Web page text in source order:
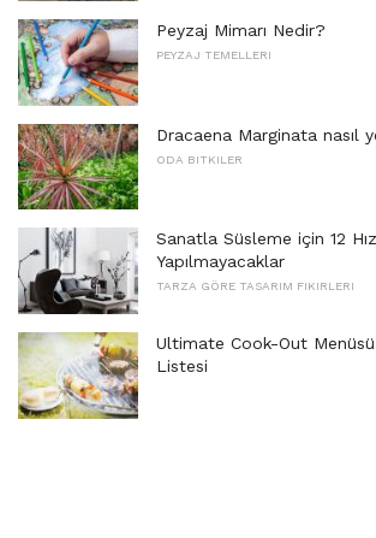
Peyzaj Mimarı Nedir?
PEYZAJ TEMELLERI
Dracaena Marginata nasıl
ODA BITKILER
Sanatla Süsleme için 12
Yapılmayacaklar
TARZA GÖRE TASARIM FIKIRLERI
Ultimate Cook-Out
Listesi